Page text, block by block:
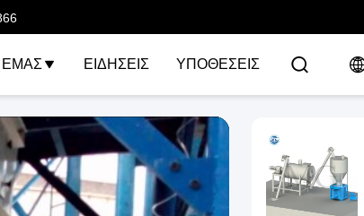
ΕΜΆΣ ΕΙΔΉΣΕΙΣ ΥΠΟΘΈΣΕΙΣ